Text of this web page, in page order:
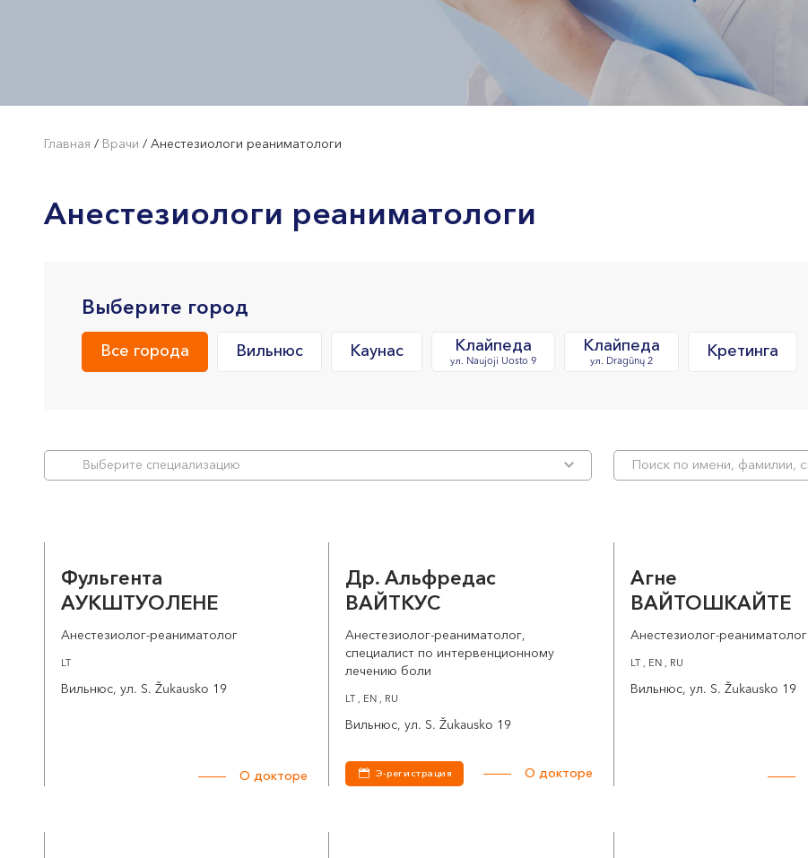
Главная / Врачи / Анестезиологи реаниматологи
Анестезиологи реаниматологи
Выберите город
Все города Вильнюс Каунас Клайпеда
ул. Naujoji Uosto 9
Клайпеда
ул. Dragūnų 2
Кретинга
Bыберите специализацию
Фульгента
АУКШТУОЛЕНЕ
Анестезиолог-реаниматолог
LT
Вильнюс, ул. S. Žukausko 19
О докторе
Др. Альфредас
ВАЙТКУС
Анестезиолог-реаниматолог,
специалист по интервенционному
лечению боли
LT , EN , RU
Вильнюс, ул. S. Žukausko 19
Э-регистрация О докторе
Агне
ВАЙТОШКАЙТЕ
Анестезиолог-реаниматолог
LT , EN , RU
Вильнюс, ул. S. Žukausko 19